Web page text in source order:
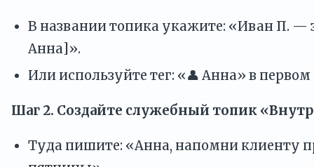
В названии топика укажите: «Иван П. —
Анна]».
Или используйте тег: «👤 Анна» в
Шаг 2. Создайте служебный топик
Туда пишите: «Анна, напомни клиенту